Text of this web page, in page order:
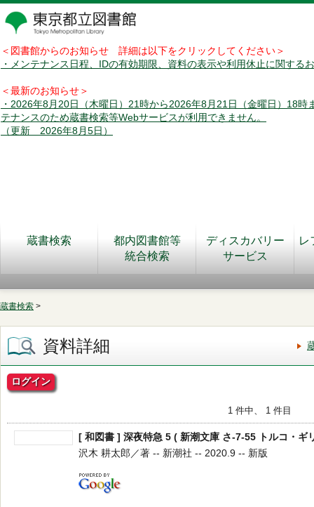
＜図書館からのお知らせ 詳細は以下をクリックしてください＞
・メンテナンス日程、IDの有効期限、資料の表示や利用休止に関する
＜最新のお知らせ＞
・2026年8月20日（木曜日）21時から2026年8月21日（金曜日）18時
テナンスのため蔵書検索等Webサービスが利用できません。
（更新 2026年8月5日）
蔵書検索
都内図書館等
統合検索
ディスカバリー
サービス
レ
蔵書検索 >
資料詳細
ログイン
1 件中、 1 件目
[ 和図書 ] 深夜特急 5 ( 新潮文庫 さ-7-55 トルコ・ギ
沢木 耕太郎／著 -- 新潮社 -- 2020.9 -- 新版